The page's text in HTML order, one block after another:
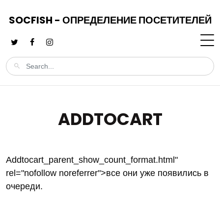
SOCFISH - ОПРЕДЕЛЕНИЕ ПОСЕТИТЕЛЕЙ
ADDTOCART
Addtocart_parent_show_count_format.html"
rel="nofollow noreferrer">все они уже появились в
очереди.